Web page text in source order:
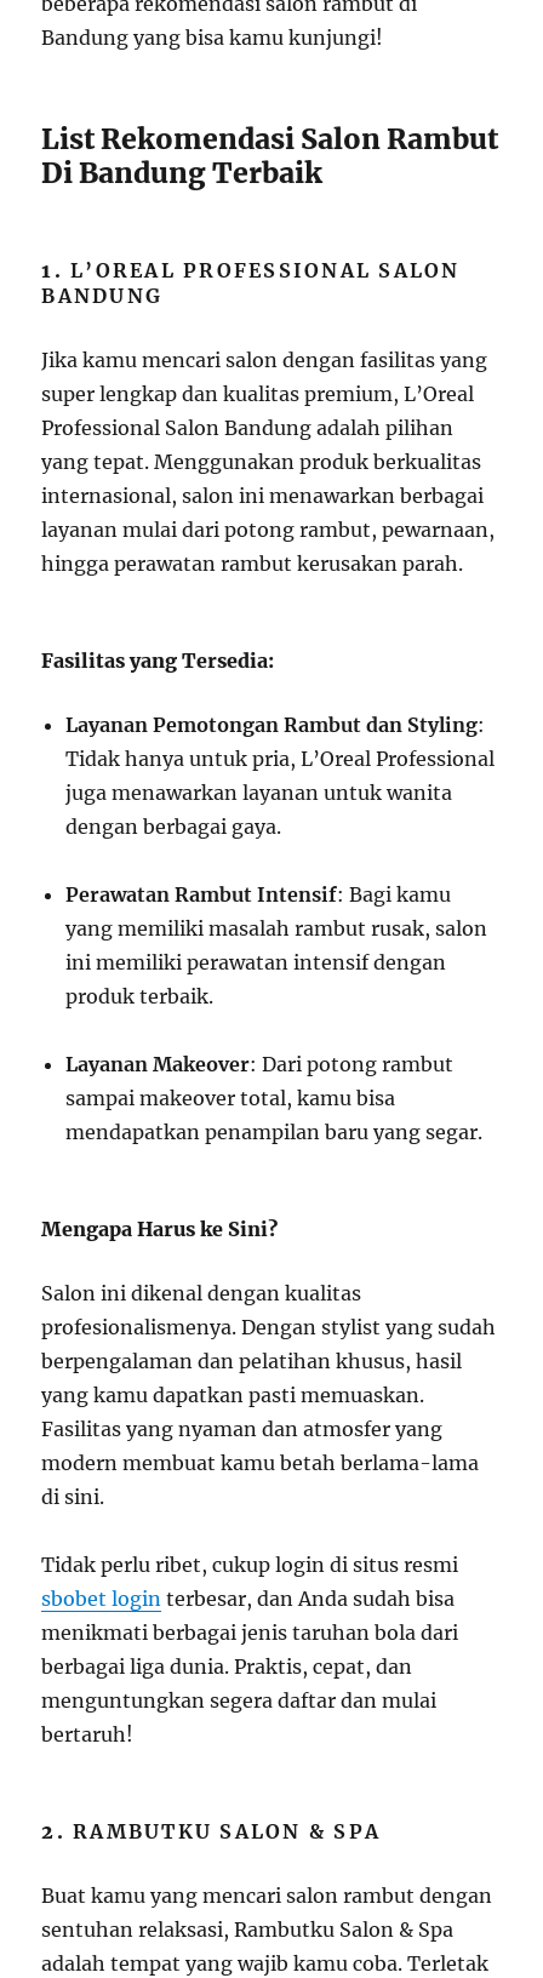
Bandung yang bisa kamu kunjungi!
List Rekomendasi Salon Rambut
Di Bandung Terbaik
1.L’OREAL PROFESSIONAL SALON
BANDUNG
Jika kamu mencari salon dengan fasilitas yang
super lengkap dan kualitas premium, L’Oreal
Professional Salon Bandung adalah pilihan
yang tepat. Menggunakan produk berkualitas
internasional, salon ini menawarkan berbagai
layanan mulai dari potong rambut, pewarnaan,
hingga perawatan rambut kerusakan parah.
Fasilitas yang Tersedia:
Layanan Pemotongan Rambut dan Styling:
Tidak hanya untuk pria, L’Oreal Professional
juga menawarkan layanan untuk wanita
dengan berbagai gaya.
Perawatan Rambut Intensif: Bagi kamu
yang memiliki masalah rambut rusak, salon
ini memiliki perawatan intensif dengan
produk terbaik.
Layanan Makeover: Dari potong rambut
sampai makeover total, kamu bisa
mendapatkan penampilan baru yang segar.
Mengapa Harus ke Sini?
Salon ini dikenal dengan kualitas
profesionalismenya. Dengan stylist yang sudah
berpengalaman dan pelatihan khusus, hasil
yang kamu dapatkan pasti memuaskan.
Fasilitas yang nyaman dan atmosfer yang
modern membuat kamu betah berlama-lama
di sini.
Tidak perlu ribet, cukup login di situs resmi
sbobet login terbesar, dan Anda sudah bisa
menikmati berbagai jenis taruhan bola dari
berbagai liga dunia. Praktis, cepat, dan
menguntungkan segera daftar dan mulai
bertaruh!
2.RAMBUTKU SALON & SPA
Buat kamu yang mencari salon rambut dengan
sentuhan relaksasi, Rambutku Salon & Spa
adalah tempat yang wajib kamu coba. Terletak